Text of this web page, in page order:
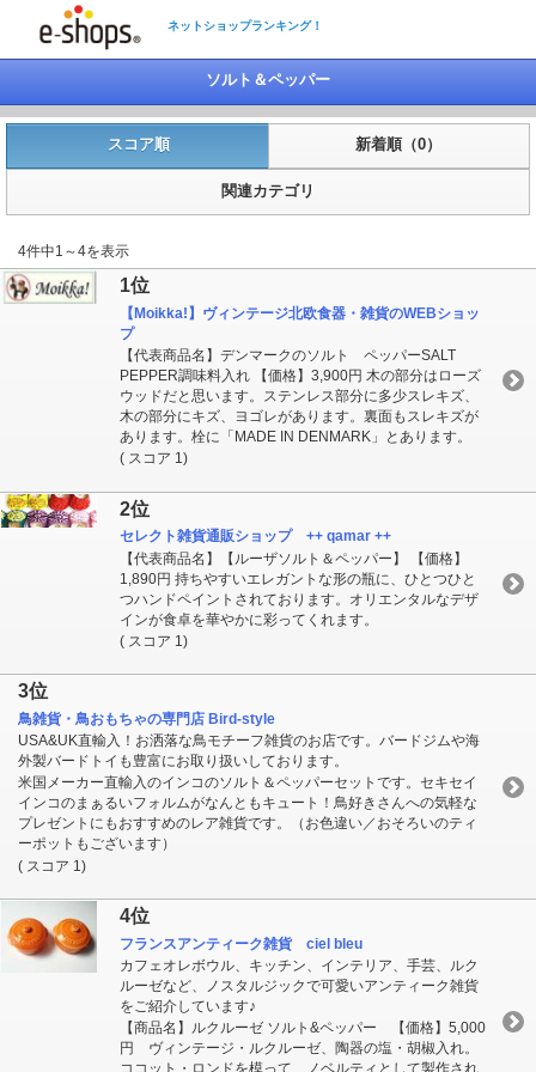
ネットショップランキング！
ソルト＆ペッパー
スコア順 新着順（0）
関連カテゴリ
4件中1～4を表示
1位
【Moikka!】ヴィンテージ北欧食器・雑貨のWEBショッ
プ
【代表商品名】デンマークのソルト ペッパーSALT
PEPPER調味料入れ 【価格】3,900円 木の部分はローズ
ウッドだと思います。ステンレス部分に多少スレキズ、
木の部分にキズ、ヨゴレがあります。裏面もスレキズが
あります。栓に「MADE IN DENMARK」とあります。
( スコア 1)
2位
セレクト雑貨通販ショップ ++ qamar ++
【代表商品名】【ルーザソルト＆ペッパー】 【価格】
1,890円 持ちやすいエレガントな形の瓶に、ひとつひと
つハンドペイントされております。オリエンタルなデザ
インが食卓を華やかに彩ってくれます。
( スコア 1)
3位
鳥雑貨・鳥おもちゃの専門店 Bird-style
USA&UK直輸入！お洒落な鳥モチーフ雑貨のお店です。バードジムや海
外製バードトイも豊富にお取り扱いしております。
米国メーカー直輸入のインコのソルト＆ペッパーセットです。セキセイ
インコのまぁるいフォルムがなんともキュート！鳥好きさんへの気軽な
プレゼントにもおすすめのレア雑貨です。（お色違い／おそろいのティ
ーポットもございます）
( スコア 1)
4位
フランスアンティーク雑貨 ciel bleu
カフェオレボウル、キッチン、インテリア、手芸、ルク
ルーゼなど、ノスタルジックで可愛いアンティーク雑貨
をご紹介しています♪
【商品名】ルクルーゼ ソルト&ペッパー 【価格】5,000
円 ヴィンテージ・ルクルーゼ、陶器の塩・胡椒入れ。
ココット・ロンドを模って、ノベルティとして製作され